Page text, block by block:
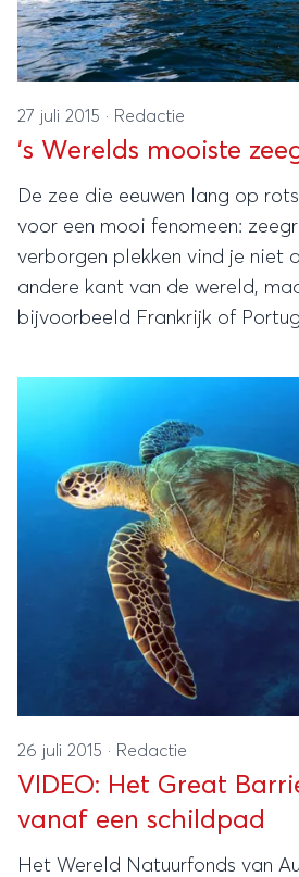
27 juli 2015 · Redactie
's Werelds mooiste
De zee die eeuwen lang op
voor een mooi fenomeen:
verborgen plekken vind je niet
andere kant van de wereld,
bijvoorbeeld Frankrijk of
26 juli 2015 · Redactie
VIDEO: Het Great
vanaf een schildpad
Het Wereld Natuurfonds van